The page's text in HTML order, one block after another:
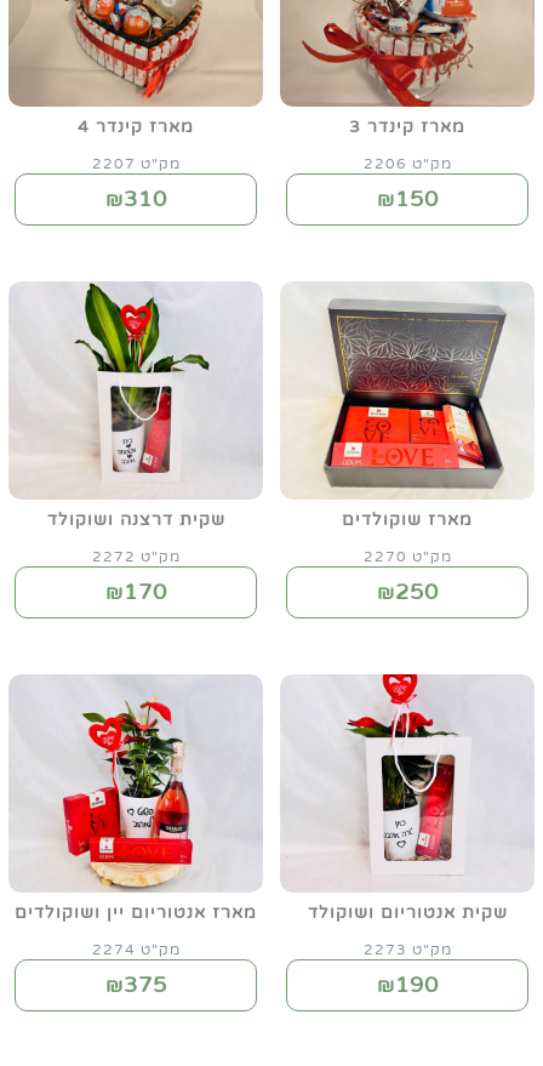
מארז קינדר 3
מק"ט 2206
₪150
מארז קינדר 4
מק"ט 2207
₪310
מארז שוקולדים
מק"ט 2270
₪250
שקית דרצנה ושוקולד
מק"ט 2272
₪170
שקית אנטוריום ושוקולד
מק"ט 2273
₪190
מארז אנטוריום יין ושוקולדים
מק"ט 2274
₪375